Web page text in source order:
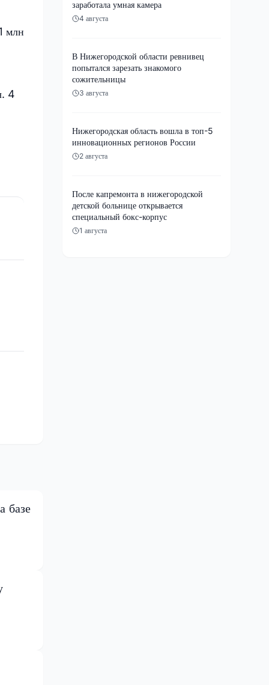
млн
4
базе
заработала умная камера
4 августа
В Нижегородской области ревнивец
попытался зарезать знакомого
сожительницы
3 августа
Нижегородская область вошла в топ-5
инновационных регионов России
2 августа
После капремонта в нижегородской
детской больнице открывается
специальный бокс-корпус
1 августа